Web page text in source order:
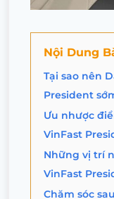
Nội Dung
Tại sao nên
President
Ưu nhược
VinFast
Những vị trí
VinFast
Chăm sóc